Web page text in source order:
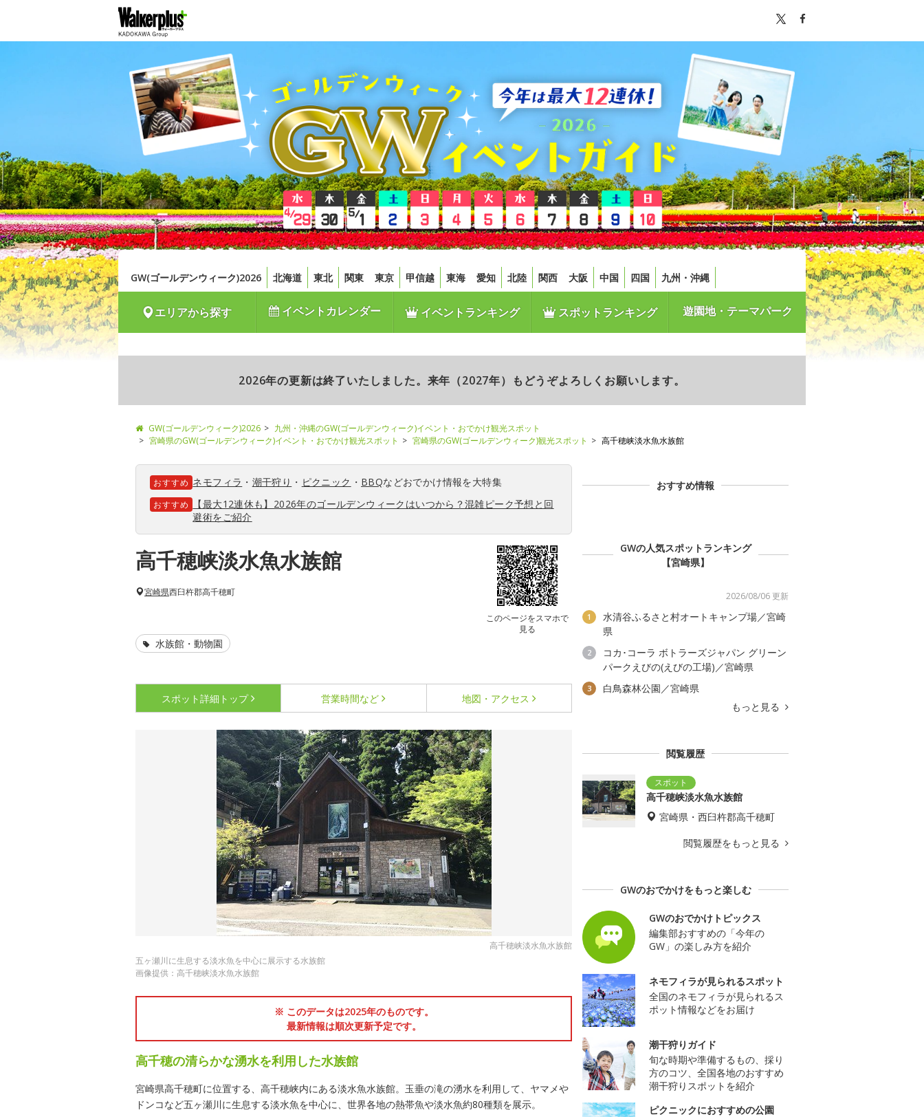
GW(ゴールデンウィーク)2026 北海道 東北 関東 東京 甲信越 東海 愛知 北陸 関西 大阪 中国 四国 九州・沖縄
エリアから探す イベントカレンダー イベントランキング スポットランキング 遊園地・テーマパーク
2026年の更新は終了いたしました。来年（2027年）もどうぞよろしくお願いします。
GW(ゴールデンウィーク)2026
九州・沖縄のGW(ゴールデンウィーク)イベント・おでかけ観光スポット
宮崎県のGW(ゴールデンウィーク)イベント・おでかけ観光スポット
宮崎県のGW(ゴールデンウィーク)観光スポット 高千穂峡淡水魚水族館
おすすめ ネモフィラ ・ 潮干狩り ・ ピクニック ・ BBQなどおでかけ情報を大特集
おすすめ
【最大12連休も】2026年のゴールデンウィークはいつから？混雑ピーク予想と回
避術をご紹介
高千穂峡淡水魚水族館
このページをスマホで
見る
宮崎県西臼杵郡高千穂町
水族館・動物園
スポット詳細 トップ 営業時間など 地図・アクセス
高千穂峡淡水魚水族館
五ヶ瀬川に生息する淡水魚を中心に展示する水族館
画像提供：高千穂峡淡水魚水族館
※ このデータは2025年のものです。
最新情報は順次更新予定です。
高千穂の清らかな湧水を利用した水族館
宮崎県高千穂町に位置する、高千穂峡内にある淡水魚水族館。玉垂の滝の湧水を利用して、ヤマメや
ドンコなど五ヶ瀬川に生息する淡水魚を中心に、世界各地の熱帯魚や淡水魚約80種類を展示。
おすすめ情報
GWの人気スポットランキング
【宮崎県】
2026/08/06 更新
1
水清谷ふるさと村オートキャンプ場／宮崎
県
2
コカ･コーラ ボトラーズジャパン グリーン
パークえびの(えびの工場)／宮崎県
3
白鳥森林公園／宮崎県
もっと見る
閲覧履歴
高千穂峡淡水魚水族館
宮崎県・西臼杵郡高千穂町
閲覧履歴をもっと見る
GWのおでかけをもっと楽しむ
GWのおでかけトピックス
編集部おすすめの「今年の
GW」の楽しみ方を紹介
ネモフィラが見られるスポット
全国のネモフィラが見られるス
ポット情報などをお届け
潮干狩りガイド
旬な時期や準備するもの、採り
方のコツ、全国各地のおすすめ
潮干狩りスポットを紹介
ピクニックにおすすめの公園